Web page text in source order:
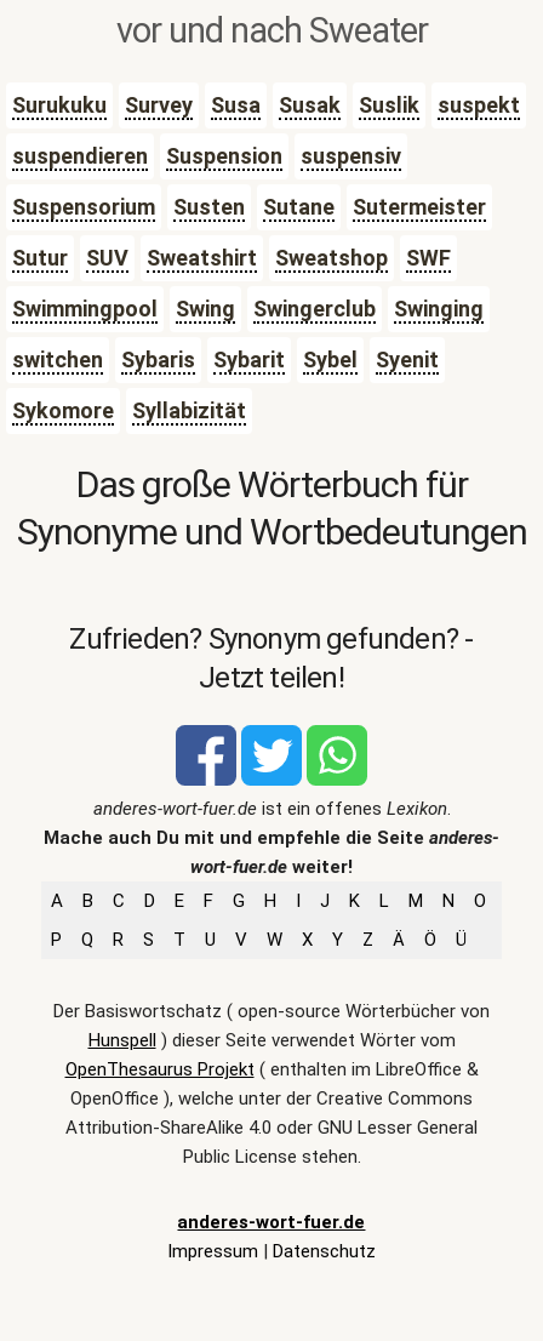
vor und nach Sweater
Surukuku Survey Susa Susak Suslik
suspekt
suspendieren
Suspension
suspensiv
Suspensorium
Susten Sutane
Sutermeister
Sutur
SUV Sweatshirt Sweatshop
SWF
Swimmingpool
Swing Swingerclub
Swinging
switchen
Sybaris Sybarit Sybel
Syenit
Sykomore
Syllabizität
Das große Wörterbuch für
Synonyme und Wortbedeutungen
Zufrieden? Synonym gefunden? -
Jetzt teilen!
anderes-wort-fuer.deist ein offenes Lexikon.
Mache auch Du mit und empfehle die Seite anderes-
wort-fuer.de weiter!
A
B C D E F G H I J K L M N
O
P
Q R S T U V W X Y Z Ä Ö Ü
Der Basiswortschatz ( open-source Wörterbücher von
Hunspell) dieser Seite verwendet Wörter vom
OpenThesaurus Projekt ( enthalten im LibreOffice &
OpenOffice ), welche unter der Creative Commons
Attribution-ShareAlike 4.0 oder GNU Lesser General
Public License stehen.
anderes-wort-fuer.de
Impressum | Datenschutz